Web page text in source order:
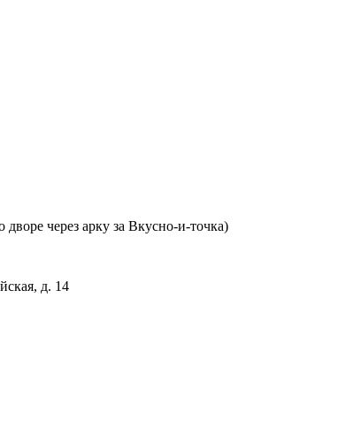
через арку за Вкусно-и-точка)
д. 14